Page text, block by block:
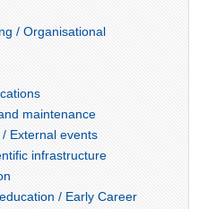
/ Organisational
maintenance
External events
infrastructure
/ Early Career